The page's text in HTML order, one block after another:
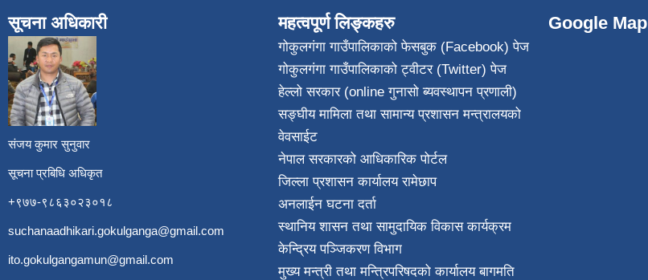
सूचना अधिकारी
संजय कुमार सुनुवार
सूचना प्रबिधि अधिकृत
+९७७-९८६३०२३०१८
suchanaadhikari.gokulganga@gmail.com
ito.gokulgangamun@gmail.com
महत्वपूर्ण लिङ्कहरु
गोकुलगंगा गाउँपालिकाको फेसबुक (Facebook) पेज
गोकुलगंगा गाउँपालिकाको ट्वीटर (Twitter) पेज
हेल्लो सरकार (online गुनासो ब्यवस्थापन प्रणाली)
सङ्घीय मामिला तथा सामान्य प्रशासन मन्त्रालयको
वेवसाईट
नेपाल सरकारको आधिकारिक पोर्टल
जिल्ला प्रशासन कार्यालय रामेछाप
अनलाईन घटना दर्ता
स्थानिय शासन तथा सामुदायिक विकास कार्यक्रम
केन्द्रिय पञ्जिकरण विभाग
मुख्य मन्त्री तथा मन्त्रिपरिषदको कार्यालय बागमति
Google Map